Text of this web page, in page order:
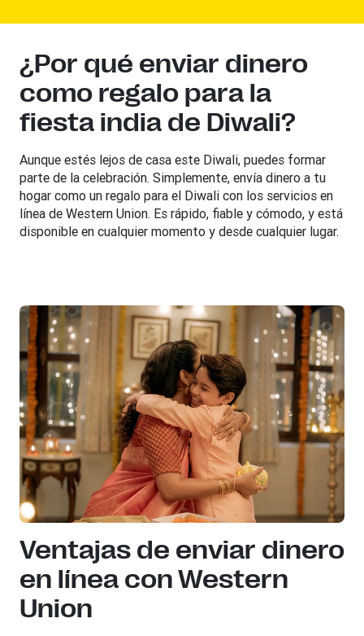
¿Por qué enviar dinero
como regalo para la
fiesta india de Diwali?
Aunque estés lejos de casa este Diwali, puedes formar
parte de la celebración. Simplemente, envía dinero a tu
hogar como un regalo para el Diwali con los servicios en
línea de Western Union. Es rápido, fiable y cómodo, y está
disponible en cualquier momento y desde cualquier lugar.
Ventajas de enviar dinero
en línea con Western
Union